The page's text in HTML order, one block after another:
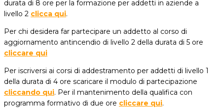
durata di 8 ore per la formazione per addetti in aziende a
livello 2 clicca qui.
Per chi desidera far partecipare un addetto al corso di
aggiornamento antincendio di livello 2 della durata di 5 ore
cliccare qui
Per iscriversi ai corsi di addestramento per addetti di livello 1
della durata di 4 ore scaricare il modulo di partecipazione
cliccando qui. Per il mantenimento della qualifica con
programma formativo di due ore cliccare qui.